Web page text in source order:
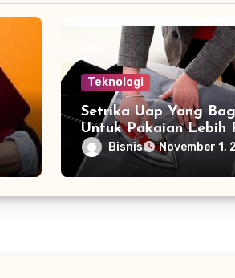
Teknologi
Setrika Uap Yang
Untuk Pakaian Lebih
Bisnis November 1,